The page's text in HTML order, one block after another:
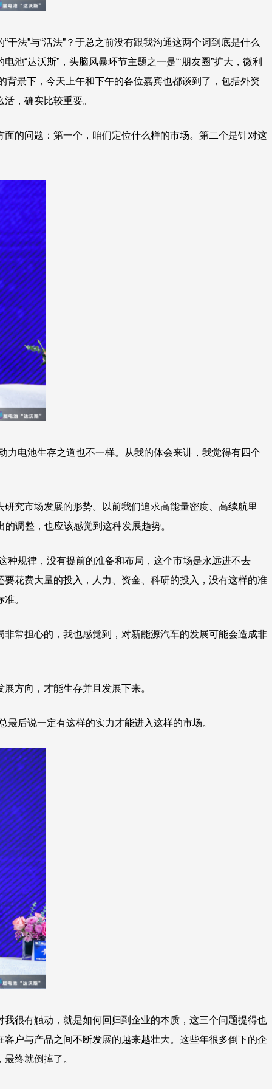
法”与“活法”？于总之前没有跟我沟通这两个词到底是什么
“达沃斯”，头脑风暴环节主题之一是“‘朋友圈”扩大，微利
背景下，今天上午和下午的各位嘉宾也都谈到了，包括外资
，确实比较重要。
的问题：第一个，咱们定位什么样的市场。第二个是针对这
电池生存之道也不一样。从我的体会来讲，我觉得有四个
究市场发展的形势。以前我们追求高能量密度、高续航里
调整，也应该感觉到这种发展趋势。
种规律，没有提前的准备和布局，这个市场是永远进不去
花费大量的投入，人力、资金、科研的投入，没有这样的准
。
常担心的，我也感觉到，对新能源汽车的发展可能会造成非
方向，才能生存并且发展下来。
后说一定有这样的实力才能进入这样的市场。
很有触动，就是如何回归到企业的本质，这三个问题提得也
户与产品之间不断发展的越来越壮大。这些年很多倒下的企
终就倒掉了。